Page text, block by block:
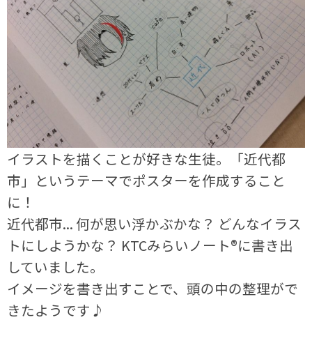
イラストを描くことが好きな生徒。「近代都
市」というテーマでポスターを作成すること
に！
近代都市... 何が思い浮かぶかな？ どんなイラス
トにしようかな？ KTCみらいノート®に書き出
していました。
イメージを書き出すことで、頭の中の整理がで
きたようです♪